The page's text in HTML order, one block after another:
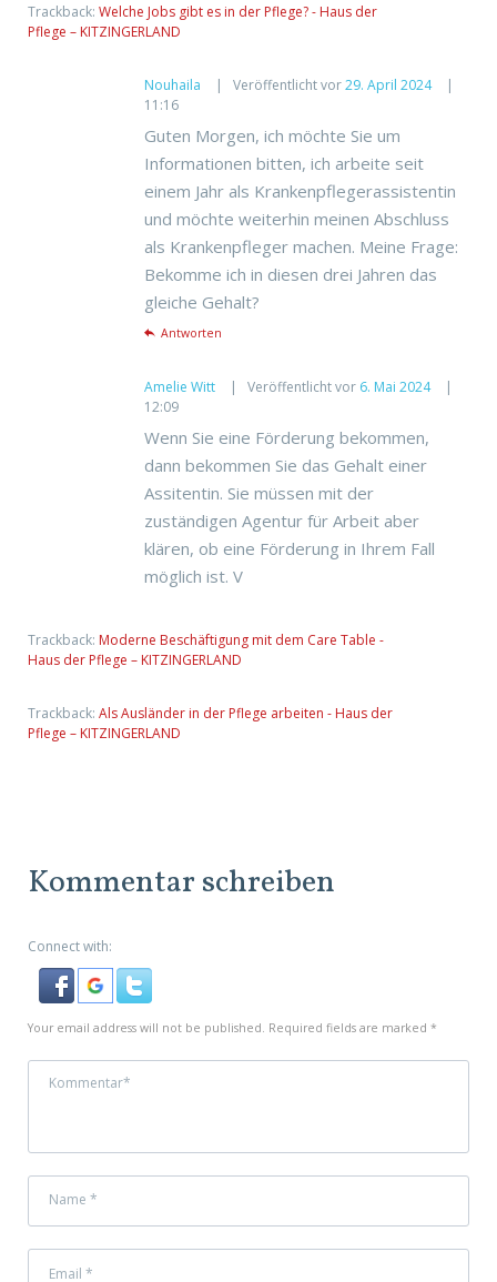
Trackback: Welche Jobs gibt es in der Pflege? - Haus der
Pflege – KITZINGERLAND
Nouhaila Veröffentlicht vor29. April 2024
11:16
Guten Morgen, ich möchte Sie um
Informationen bitten, ich arbeite seit
einem Jahr als Krankenpflegerassistentin
und möchte weiterhin meinen Abschluss
als Krankenpfleger machen. Meine Frage:
Bekomme ich in diesen drei Jahren das
gleiche Gehalt?
Antworten
Amelie Witt Veröffentlicht vor 6. Mai 2024
12:09
Wenn Sie eine Förderung bekommen,
dann bekommen Sie das Gehalt einer
Assitentin. Sie müssen mit der
zuständigen Agentur für Arbeit aber
klären, ob eine Förderung in Ihrem Fall
möglich ist. V
Trackback: Moderne Beschäftigung mit dem Care Table -
Haus der Pflege – KITZINGERLAND
Trackback: Als Ausländer in der Pflege arbeiten - Haus der
Pflege – KITZINGERLAND
Kommentar schreiben
Connect with:
Your email address will not be published. Required fields are marked *